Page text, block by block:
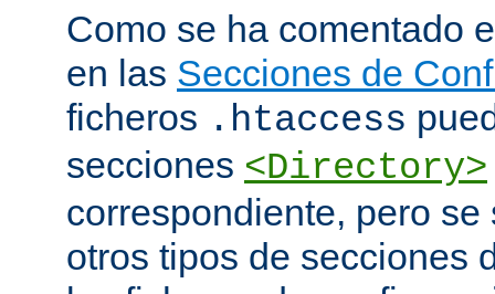
Como se ha comentado
en las Secciones de
ficheros .htaccess
secciones <Directory>
correspondiente, pero
otros tipos de secciones